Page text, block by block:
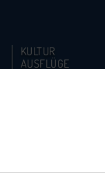
KULTUR
AUSFLÜGE